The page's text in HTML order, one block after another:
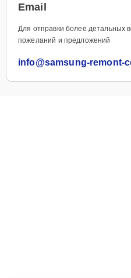
Email
Для отправки более детальных
пожеланий и предложений
info@samsung-remont-